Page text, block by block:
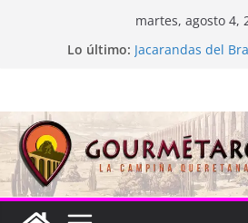
martes, agosto 4,
Lo último: La “plastinación”
Queretablues